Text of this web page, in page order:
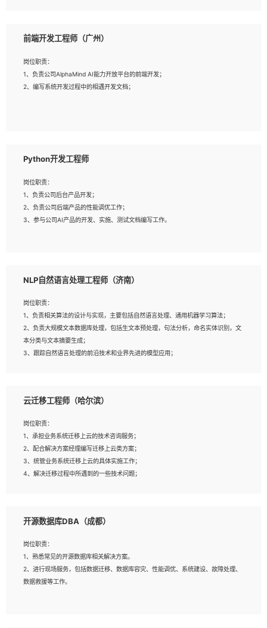
8、有良好的文档编写能力和沟通能力，有买球官网证书优先
岗位要求：
2、熟悉产品及需求规划工具，如:Axure、Xmind、MS Project等；
3、具备良好的交流协调能力，有较强的责任感、工作积极主动；
4、有较强的系统需求分析、文档编写能力、沟通能力；
前端开发工程师（广州）
岗位职责：
1、负责公司AlphaMind AI能力开放平台的前端开发；
2、编写系统开发过程中的相遇开发文档；
3、熟悉react/vue/angular任何一种前端框架，熟悉react优先；
5、善于沟通，具有团队意识；
Python开发工程师
岗位职责：
1、负责公司后台产品开发；
2、负责公司后端产品的性能调优工作；
3、参与公司AI产品的开发、实施、测试文档编写工作。
验的更佳；
3、熟悉数据库开发，熟悉Mysql、Oracle、MongoDb数据库应用开发其中一种；
4、熟悉Python Wed框架（Django/Flask...）代码能力优秀，熟悉编码规范和具备
良好的文档编写能力）；
5、沟通表达能力强，具备团队协作能力。
NLP自然语言处理工程师（济南）
岗位职责：
1、负责相关算法的设计与实现，主要包括自然语言处理、通用机器学习算法；
2、负责大规模文本数据库处理，包括生文本预处理，句法分析，命名实体识别，文
本分类与文本摘要生成；
3、跟踪自然语言处理的前沿技术和业界先进的模型应用；
岗位要求：
2、熟悉tensorflow，keras，pytorch等常规深度学习框架，快速根据客户需求实
现有效的模型；
3、熟悉掌握至少一种编程语言，如：Python，Java；
4、 熟悉NLP相关算法与实现；
5、至少有一次及以上问答系统的项目实践，熟悉问答系统全流程开发者优先；
云迁移工程师（哈尔滨）
岗位职责：
1、承担业务系统迁移上云的技术咨询服务；
2、配合解决方案经理编写迁移上云类方案；
3、统管业务系统迁移上云的具体实施工作；
4、解决迁移过程中所遇到的一些技术问题；
1、专科及以上学历，三年以上工作经验，计算机等相关专业；
3、熟悉常见操作系统、存储、网络、 IO 等相关原理；
4、具有迁移工具实操经验，具备P2V、V2V迁移能力；
5、熟练华为、VMware虚拟化、云计算及云存储技术；
6、熟悉主流数据库、应用服务器、中间件部署架构和运维方法；
开源数据库DBA（成都）
岗位职责：
1、熟悉常见的开源数据库相关解决方案。
2、进行现场服务，包括数据迁移、数据库容灾、性能调优、系统建设、故障处理、
数据救援等工作。